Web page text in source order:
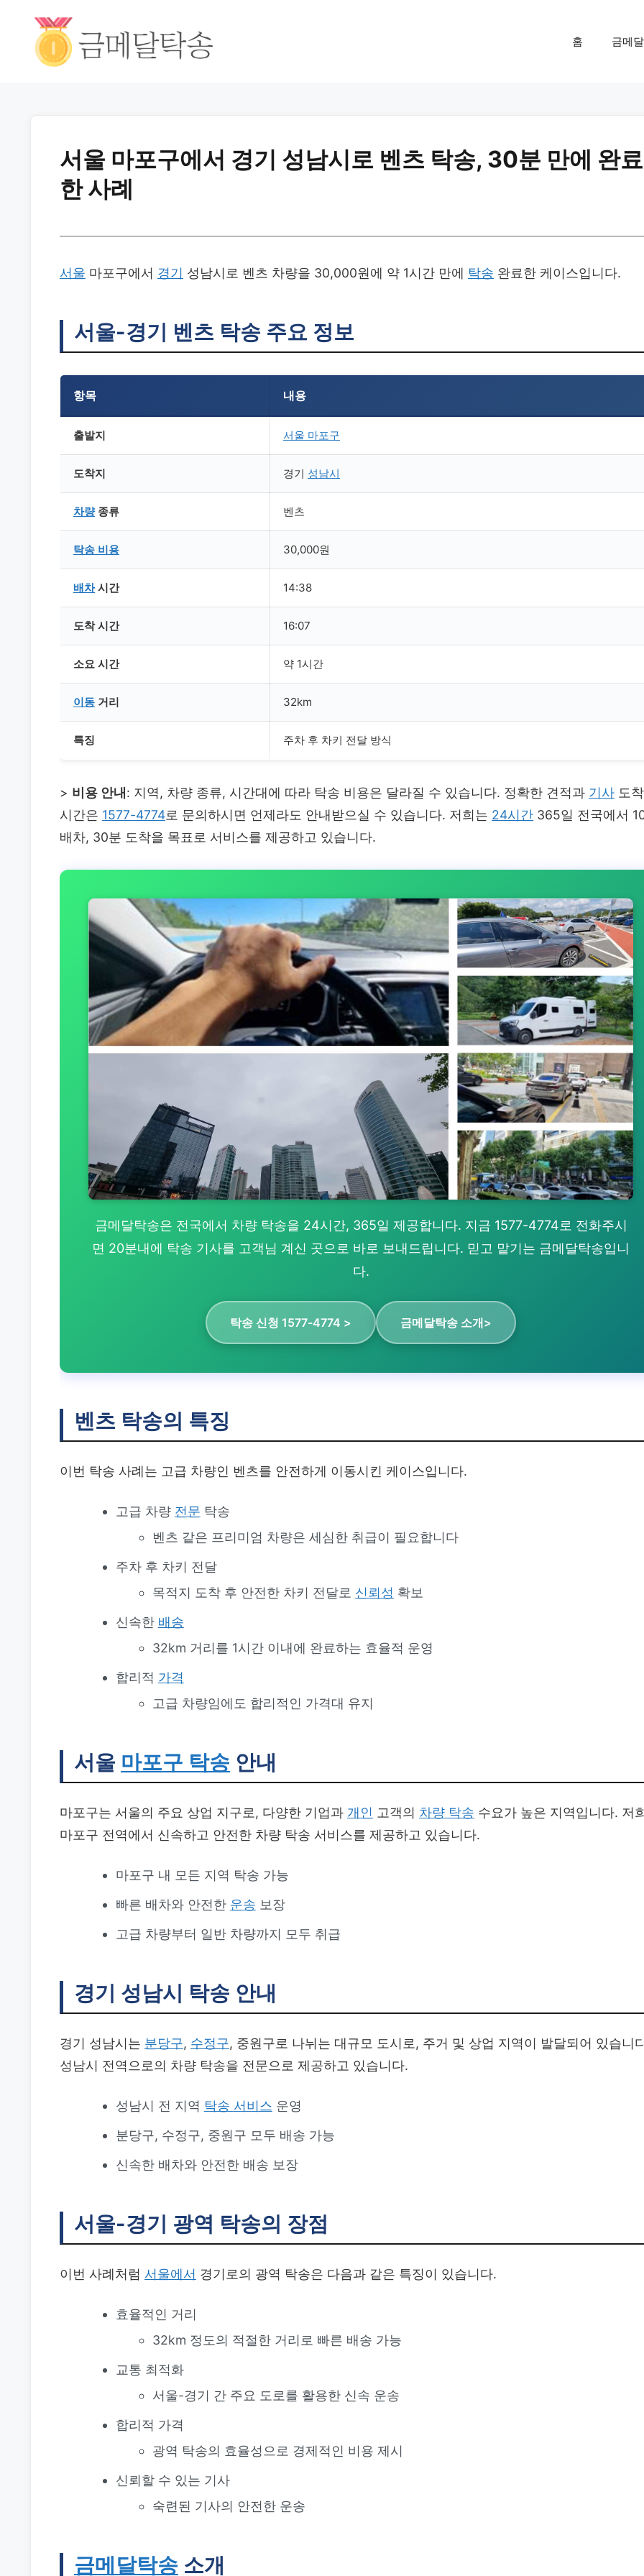
홈 금메
서울 마포구에서 경기 성남시로 벤츠 탁송, 30분 만에 완료
한 사례
서울 마포구에서 경기 성남시로 벤츠 차량을 30,000원에 약 1시간 만에 탁송 완료한 케이스입니다.
서울-경기 벤츠 탁송 주요 정보
항목 내용
출발지 서울 마포구
도착지 경기 성남시
차량종류 벤츠
탁송 비용 30,000원
배차시간 14:38
도착 시간 16:07
소요 시간 약 1시간
이동 거리 32km
특징 주차 후 차키 전달 방식
> 비용 안내 : 지역, 차량 종류, 시간대에 따라 탁송 비용은 달라질 수 있습니다. 정확한 견적과 기사 도착
시간은 1577-4774로 문의하시면 언제라도 안내받으실 수 있습니다. 저희는 24시간 365일 전국에서
배차, 30분 도착을 목표로 서비스를 제공하고 있습니다.
금메달탁송은 전국에서 차량 탁송을 24시간, 365일 제공합니다. 지금 1577-4774로 전화주시
면 20분내에 탁송 기사를 고객님 계신 곳으로 바로 보내드립니다. 믿고 맡기는 금메달탁송입니
다.
탁송 신청 1577-4774 > 금메달탁송 소개>
벤츠 탁송의 특징
이번 탁송 사례는 고급 차량인 벤츠를 안전하게 이동시킨 케이스입니다.
고급 차량 전문 탁송
벤츠 같은 프리미엄 차량은 세심한 취급이 필요합니다
주차 후 차키 전달
목적지 도착 후 안전한 차키 전달로 신뢰성 확보
신속한 배송
32km 거리를 1시간 이내에 완료하는 효율적 운영
합리적 가격
고급 차량임에도 합리적인 가격대 유지
서울 마포구 탁송 안내
마포구는 서울의 주요 상업 지구로, 다양한 기업과 개인 고객의 차량 탁송 수요가 높은 지역입니다. 저
마포구 전역에서 신속하고 안전한 차량 탁송 서비스를 제공하고 있습니다.
마포구 내 모든 지역 탁송 가능
빠른 배차와 안전한 운송 보장
고급 차량부터 일반 차량까지 모두 취급
경기 성남시 탁송 안내
경기 성남시는 분당구, 수정구, 중원구로 나뉘는 대규모 도시로, 주거 및 상업 지역이 발달되어 있습니
성남시 전역으로의 차량 탁송을 전문으로 제공하고 있습니다.
성남시 전 지역 탁송 서비스 운영
분당구, 수정구, 중원구 모두 배송 가능
신속한 배차와 안전한 배송 보장
서울-경기 광역 탁송의 장점
이번 사례처럼 서울에서 경기로의 광역 탁송은 다음과 같은 특징이 있습니다.
효율적인 거리
32km 정도의 적절한 거리로 빠른 배송 가능
교통 최적화
서울-경기 간 주요 도로를 활용한 신속 운송
합리적 가격
광역 탁송의 효율성으로 경제적인 비용 제시
신뢰할 수 있는 기사
숙련된 기사의 안전한 운송
금메달탁송 소개